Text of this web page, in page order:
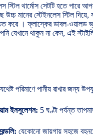
স্টিল থার্মোস সেটটি হতে পারে
উচ্চ মানের স্টেইনলেস স্টিল দিয়ে,
করে । ফ্লাস্কের ডাবল-ওয়ালড
যেখানে থাকুন না কেন, এই
যথেষ্ট পরিমাণে পানীয় রাখার জন্য
ইনসুলেশন: 5 ঘণ্টা পর্যন্ত
যেকোনো জায়গায় সহজে